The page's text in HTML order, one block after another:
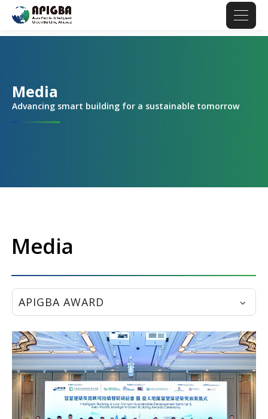
Media
Advancing smart building for a sustainable tomorrow
Media
APIGBA AWARD